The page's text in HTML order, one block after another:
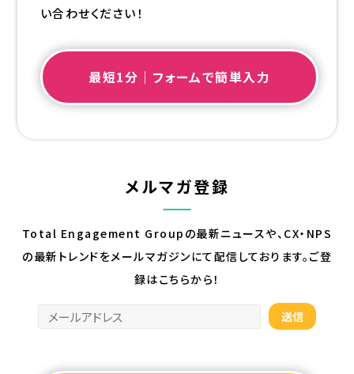
い合わせください！
最短1分｜フォームで簡単入力
メルマガ登録
Total Engagement Groupの最新ニュースや、CX・NPS
の最新トレンドをメールマガジンにて配信しております。ご登
録はこちらから！